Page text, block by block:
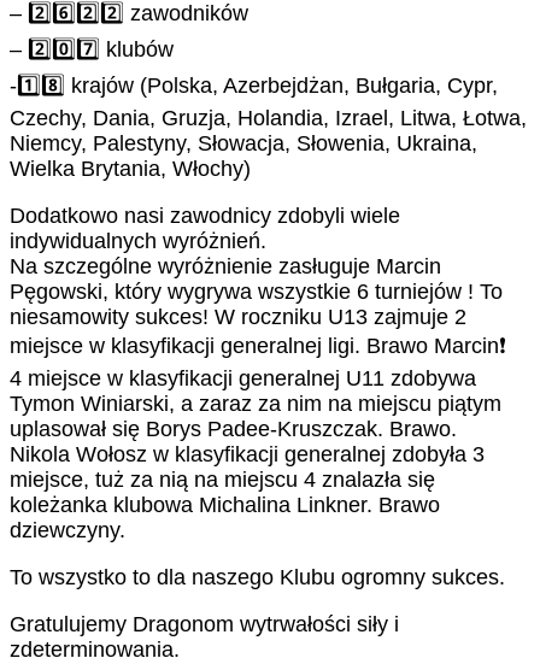
– 2️⃣6️⃣2️⃣2️⃣ zawodników
– 2️⃣0️⃣7️⃣ klubów
-1️⃣8️⃣ krajów (Polska, Azerbejdżan, Bułgaria, Cypr,
Czechy, Dania, Gruzja, Holandia, Izrael, Litwa, Łotwa,
Niemcy, Palestyny, Słowacja, Słowenia, Ukraina,
Wielka Brytania, Włochy)
Dodatkowo nasi zawodnicy zdobyli wiele
indywidualnych wyróżnień.
Na szczególne wyróżnienie zasługuje Marcin
Pęgowski, który wygrywa wszystkie 6 turniejów ! To
niesamowity sukces! W roczniku U13 zajmuje 2
miejsce w klasyfikacji generalnej ligi. Brawo Marcin❗️
4 miejsce w klasyfikacji generalnej U11 zdobywa
Tymon Winiarski, a zaraz za nim na miejscu piątym
uplasował się Borys Padee-Kruszczak. Brawo.
Nikola Wołosz w klasyfikacji generalnej zdobyła 3
miejsce, tuż za nią na miejscu 4 znalazła się
koleżanka klubowa Michalina Linkner. Brawo
dziewczyny.
To wszystko to dla naszego Klubu ogromny sukces.
Gratulujemy Dragonom wytrwałości siły i
zdeterminowania.